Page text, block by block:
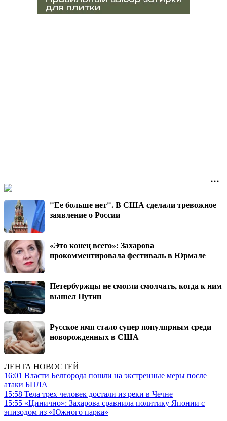
"Ее больше нет". В США сделали тревожное
заявление о России
«Это конец всего»: Захарова
прокомментировала фестиваль в Юрмале
Петербуржцы не смогли смолчать, когда к ним
вышел Путин
Русское имя стало супер популярным среди
новорожденных в США
ЛЕНТА НОВОСТЕЙ
16:01 Власти Белгорода пошли на экстренные меры после
атаки БПЛА
15:58 Тела трех человек достали из реки в Чечне
15:55 «Цинично»: Захарова сравнила политику Японии с
эпизодом из «Южного парка»